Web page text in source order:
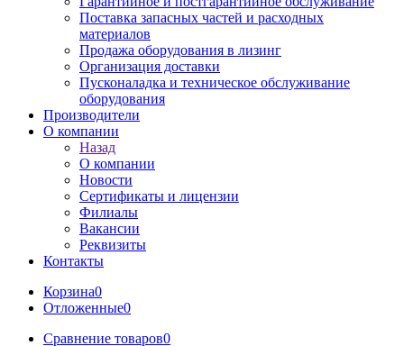
Поставка запасных частей и расходных
материалов
Продажа оборудования в лизинг
Организация доставки
Пусконаладка и техническое обслуживание
оборудования
Производители
О компании
Назад
О компании
Новости
Сертификаты и лицензии
Филиалы
Вакансии
Реквизиты
Контакты
Корзина0
Отложенные0
Сравнение товаров0